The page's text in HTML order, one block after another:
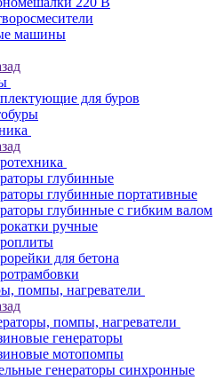
машины
для буров
глубинные
глубинные портативные
глубинные с гибким валом
ручные
для бетона
помпы, нагреватели
помпы, нагреватели
генераторы
мотопомпы
генераторы синхронные